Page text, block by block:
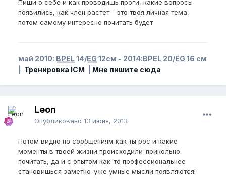
Пиши о себе и как проводишь проги, какие вопросы
появились, как член растет - это твоя личная тема,
потом самому интересно почитать будет
май 2010: BPEL14/EG 12см - 2014:BPEL 20/EG 16 см
Тренировка ICM Мне пишите сюда
Leon
Опубликовано 13 июня, 2013
Потом видно по сообщениям как ты рос и какие
моменты в твоей жизни происходили-прикольно
почитать, да и с опытом как-то профессиональнее
становишься заметно-уже умные мысли появляются!